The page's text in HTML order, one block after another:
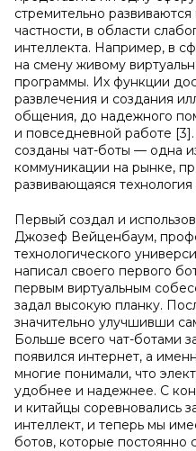
стремительно
частности, в области
интеллекта. Например, в
на смену живому
программы. Их функции
развлечения и создания
общения, до надежного
и повседневной работе
созданы чат-боты — одна
коммуникации на рынке,
развивающаяся
Первый создал и
Джозеф Вейценбаум,
технологического
написал своего первого
первым виртуальным
задал высокую планку.
значительно улучшивши
Больше всего чат-ботами
появился интернет, а
многие понимали, что
удобнее и надежнее. С
и китайцы соревновались
интеллект, и теперь мы
ботов, которые постоянно